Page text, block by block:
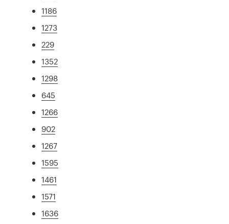
1186
1273
229
1352
1298
645
1266
902
1267
1595
1461
1571
1636